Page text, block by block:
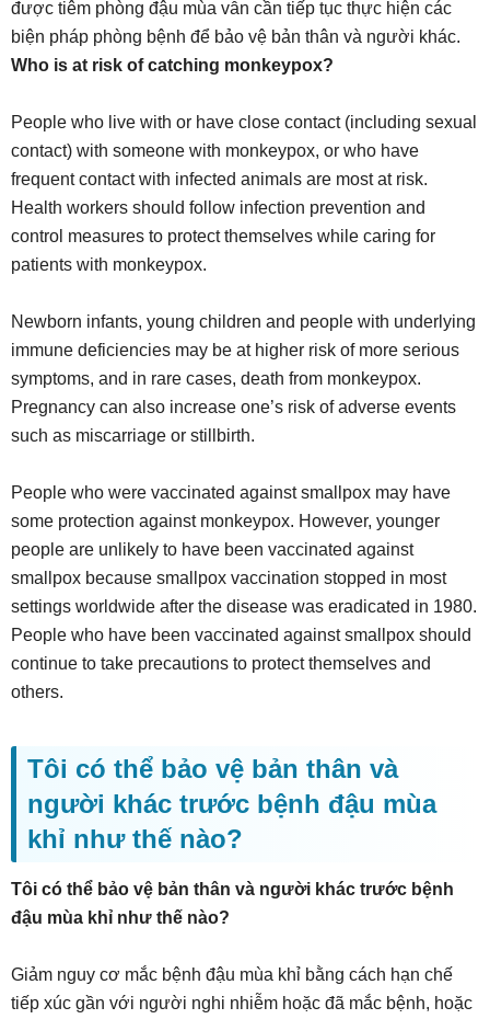
được tiêm phòng đậu mùa vẫn cần tiếp tục thực hiện các
biện pháp phòng bệnh để bảo vệ bản thân và người khác.
Who is at risk of catching monkeypox?
People who live with or have close contact (including sexual
contact) with someone with monkeypox, or who have
frequent contact with infected animals are most at risk.
Health workers should follow infection prevention and
control measures to protect themselves while caring for
patients with monkeypox.
Newborn infants, young children and people with underlying
immune deficiencies may be at higher risk of more serious
symptoms, and in rare cases, death from monkeypox.
Pregnancy can also increase one’s risk of adverse events
such as miscarriage or stillbirth.
People who were vaccinated against smallpox may have
some protection against monkeypox. However, younger
people are unlikely to have been vaccinated against
smallpox because smallpox vaccination stopped in most
settings worldwide after the disease was eradicated in 1980.
People who have been vaccinated against smallpox should
continue to take precautions to protect themselves and
others.
Tôi có thể bảo vệ bản thân và
người khác trước bệnh đậu mùa
khỉ như thế nào?
Tôi có thể bảo vệ bản thân và người khác trước bệnh
đậu mùa khỉ như thế nào?
Giảm nguy cơ mắc bệnh đậu mùa khỉ bằng cách hạn chế
tiếp xúc gần với người nghi nhiễm hoặc đã mắc bệnh, hoặc